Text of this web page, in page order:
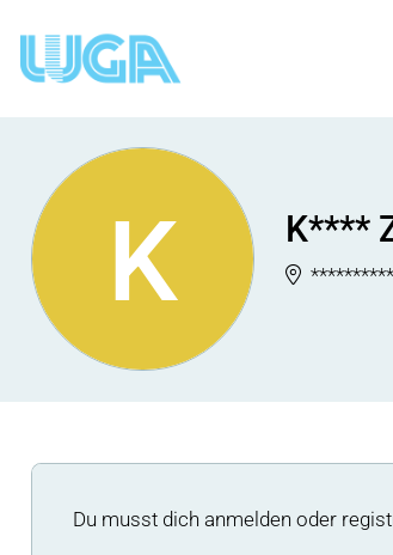
K K****
**********
Du musst dich anmelden oder